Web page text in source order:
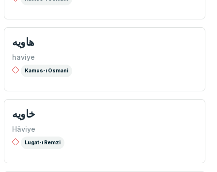
هاويه
haviye
Kamus-ı Osmani
خاویه
Hâviye
Lugat-ı Remzi